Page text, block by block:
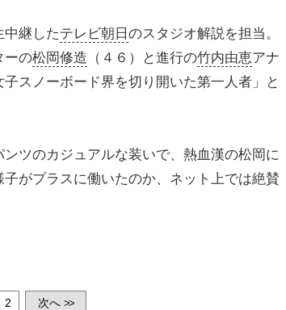
継したテレビ朝日 のスタジオ解説を担当。
ーの松岡修造 （４６）と進行の竹内由恵アナ
スノーボード界を切り開いた第一人者」と
ツのカジュアルな装いで、熱血漢の松岡に
がプラスに働いたのか、ネット上では絶賛
2 次へ >>